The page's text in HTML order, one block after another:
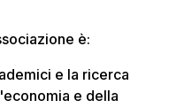
è:
e la ricerca
e della